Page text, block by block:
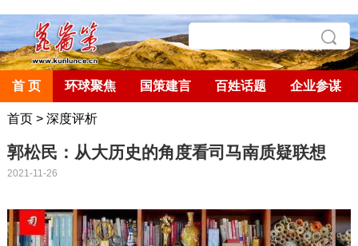
首 页 环球聚焦 国策建言 百姓话题 企业参谋
首页> 深度评析
郭松民：​从大历史的角度看司马南质疑联想
2021-11-26